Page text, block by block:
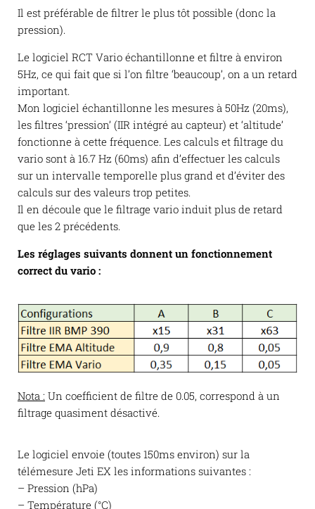
Il est préférable de filtrer le plus tôt possible (donc la
pression).
Le logiciel RCT Vario échantillonne et filtre à environ
5Hz, ce qui fait que si l’on filtre ‘beaucoup’, on a un retard
important.
Mon logiciel échantillonne les mesures à 50Hz (20ms),
les filtres ‘pression’ (IIR intégré au capteur) et ‘altitude’
fonctionne à cette fréquence. Les calculs et filtrage du
vario sont à 16.7 Hz (60ms) afin d’effectuer les calculs
sur un intervalle temporelle plus grand et d’éviter des
calculs sur des valeurs trop petites.
Il en découle que le filtrage vario induit plus de retard
que les 2 précédents.
Les réglages suivants donnent un fonctionnement
correct du vario :
Nota : Un coefficient de filtre de 0.05, correspond à un
filtrage quasiment désactivé.
Le logiciel envoie (toutes 150ms environ) sur la
télémesure Jeti EX les informations suivantes :
– Pression (hPa)
– Température (°C)